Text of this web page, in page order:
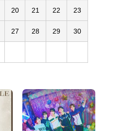
20 21 22 23
27 28 29 30